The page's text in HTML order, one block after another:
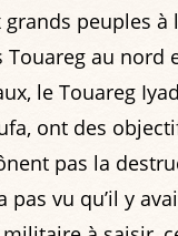
peuples à
au nord
le Touareg
ont des
pas la
pas vu qu’il y